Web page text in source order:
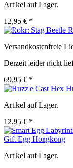
Artikel auf Lager.
12,95 € *
Versandkostenfreie
Derzeit leider nicht
69,95 € *
Artikel auf Lager.
12,95 € *
Gift Egg Hongkong
Artikel auf Lager.